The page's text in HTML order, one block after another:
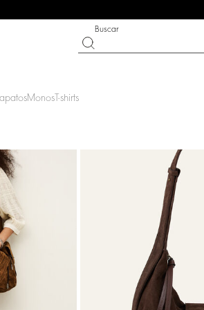
CHANCE COLECCIÓN PARTYWEAR
Descubrir
Buscar
Monos T-shirts